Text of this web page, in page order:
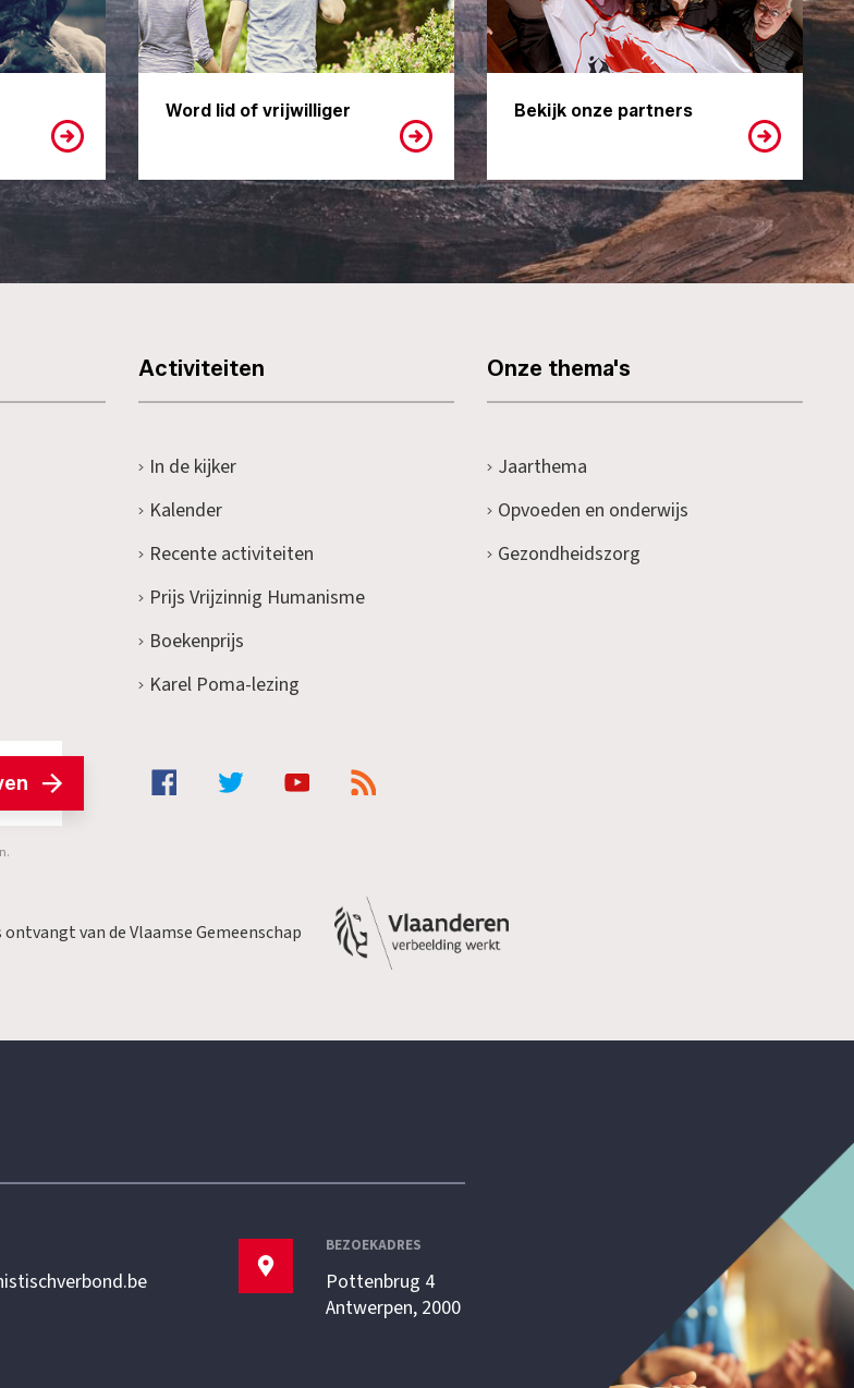
Word lid of vrijwilliger Bekijk onze partners
Activiteiten
In de kijker
Kalender
Recente activiteiten
Prijs Vrijzinnig Humanisme
Boekenprijs
Karel Poma-lezing
Onze thema's
Jaarthema
Opvoeden en onderwijs
Gezondheidszorg
van de Vlaamse Gemeenschap
BEZOEKADRES
Pottenbrug 4
Antwerpen, 2000